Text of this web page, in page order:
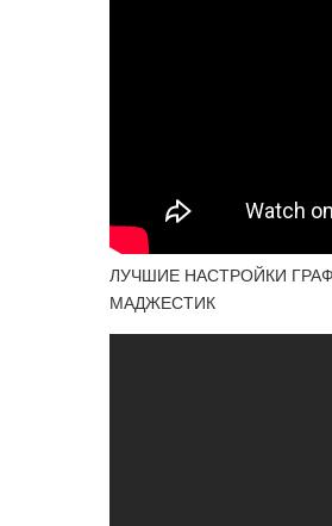
ЛУЧШИЕ НАСТРОЙКИ
МАДЖЕСТИК